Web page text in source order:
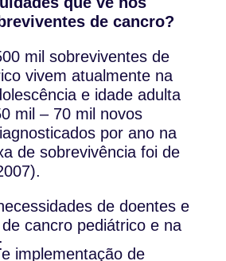
de cancro?
mil sobreviventes de
vivem atualmente na
e idade adulta
mil – 70 mil novos
por ano na
de sobrevivência foi de
de doentes e
cancro pediátrico e na
implementação de